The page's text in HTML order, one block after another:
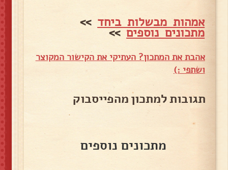
אמהות מבשלות ביחד >>
מתכונים נוספים>>
אהבת את המתכון? העתיקי את הקישור המקוצר
ושתפי :)
תגובות למתכון מהפייסבוק
מתכונים נוספים